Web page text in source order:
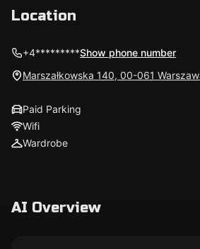
Location
+4*********Show phone number
Marszałkowska 140, 00-061
Paid Parking
Wifi
Wardrobe
AI Overview